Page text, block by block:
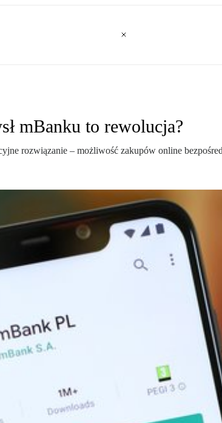
mBanku to rewolucja?
rozwiązanie – możliwość zakupów online